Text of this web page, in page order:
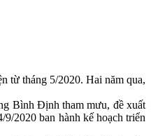
từ tháng 5/2020. Hai năm qua,
Bình Định tham mưu, đề xuất
2020 ban hành kế hoạch triển